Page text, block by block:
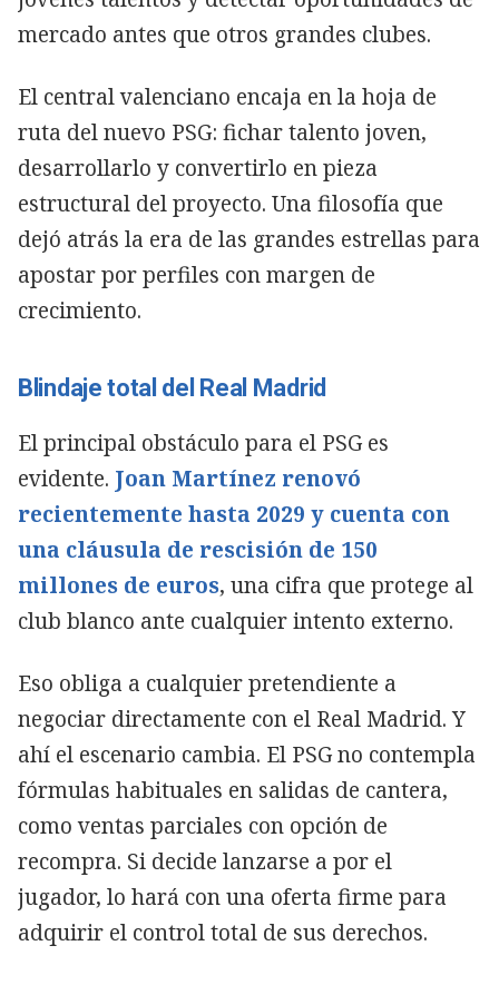
mercado antes que otros grandes clubes.
El central valenciano encaja en la hoja de
ruta del nuevo PSG: fichar talento joven,
desarrollarlo y convertirlo en pieza
estructural del proyecto. Una filosofía que
dejó atrás la era de las grandes estrellas para
apostar por perfiles con margen de
crecimiento.
Blindaje total del Real Madrid
El principal obstáculo para el PSG es
evidente. Joan Martínez renovó
recientemente hasta 2029 y cuenta con
una cláusula de rescisión de 150
millones de euros, una cifra que protege al
club blanco ante cualquier intento externo.
Eso obliga a cualquier pretendiente a
negociar directamente con el Real Madrid. Y
ahí el escenario cambia. El PSG no contempla
fórmulas habituales en salidas de cantera,
como ventas parciales con opción de
recompra. Si decide lanzarse a por el
jugador, lo hará con una oferta firme para
adquirir el control total de sus derechos.